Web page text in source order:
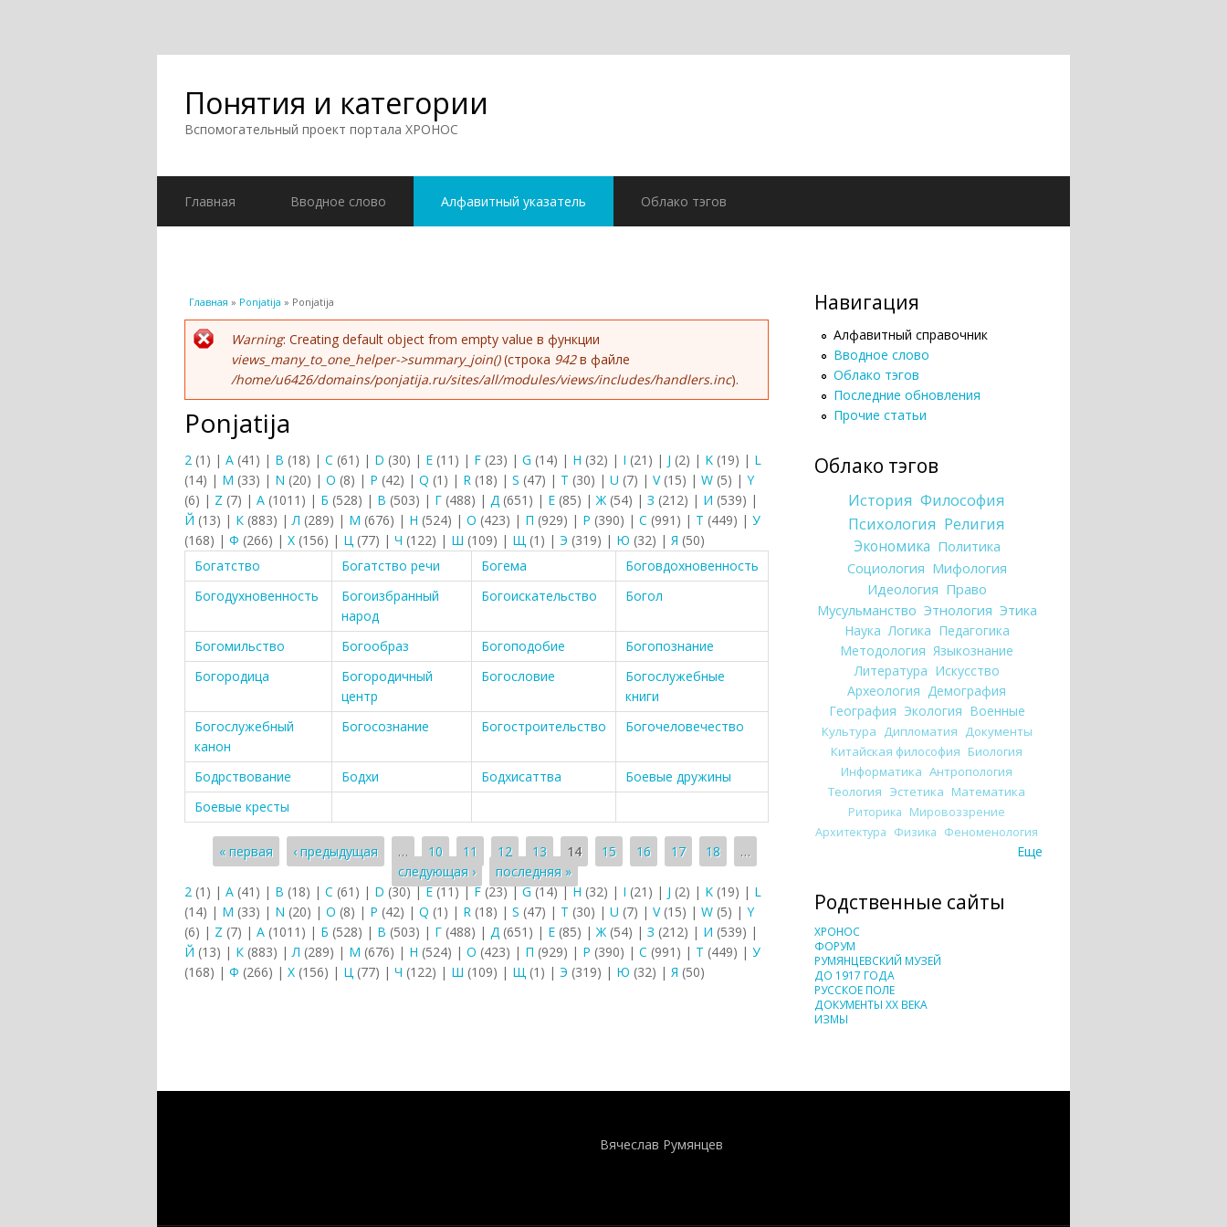
Понятия и категории
Вспомогательный проект портала ХРОНОС
Главная Вводное слово Алфавитный указатель Облако тэгов
Вы здесь
Главная » Ponjatija » Ponjatija
Сообщение об ошибке
Warning: Creating default object from empty value в функции
views_many_to_one_helper->summary_join()(строка 942в файле
/home/u6426/domains/ponjatija.ru/sites/all/modules/views/includes/handlers.inc).
Ponjatija
2 (1) | A (41) | B (18) | C (61) | D (30) | E (11) | F (23) | G (14) | H (32) | I (21) | J (2) | K (19) | L
(14) | M (33) | N (20) | O (8) | P (42) | Q (1) | R (18) | S (47) | T (30) | U (7) | V(15) | W (5) | Y
(6) | Z (7) | А (1011) | Б (528) | В (503) | Г (488) | Д (651) | Е (85) |Ж (54) | З (212) | И (539) |
Й (13) | К (883) |Л (289) | М (676) | Н (524) | О (423) | П (929) | Р (390) | С (991) | Т (449) | У
(168) | Ф (266) | Х (156) | Ц (77) | Ч (122) | Ш (109) | Щ (1) | Э (319) | Ю (32) | Я (50)
Богатство
Богатство речи Богема
Боговдохновенность
Богодухновенность
Богоизбранный
народ
Богоискательство Богол
Богомильство Богообраз Богоподобие
Богопознание
Богородица
Богородичный
центр
Богословие
Богослужебные
книги
Богослужебный
канон
Богосознание Богостроительство Богочеловечество
Бодрствование Бодхи Бодхисаттва
Боевые дружины
Боевые кресты
Страницы
« первая ‹ предыдущая … 10 11 12 13 14 15 16 17 18
…
следующая ›
последняя »
2 (1) | A (41) | B (18) | C (61) | D (30)|E(11)|F (23)|G(14)|H (32) | I (21) | J (2) | K (19) | L
(14) | M (33) | N (20) | O (8) | P (42) | Q (1) | R (18) | S (47) | T (30) | U (7) | V(15) | W (5) | Y
(6) | Z (7) | А (1011) | Б (528) | В (503) | Г (488) | Д (651) | Е (85) |Ж (54) | З (212) | И (539) |
Й (13) | К (883) |Л (289) | М (676) | Н (524) | О (423) | П (929) | Р (390) | С (991) | Т (449) | У
(168) | Ф (266) | Х (156) | Ц (77) | Ч (122) | Ш (109) | Щ (1) | Э (319) | Ю (32) | Я (50)
Навигация
Алфавитный справочник
Вводное слово
Облако тэгов
Последние обновления
Прочие статьи
Облако тэгов
История Философия
Психология Религия
Экономика Политика
Социология Мифология
Идеология Право
Мусульманство Этнология Этика
Наука Логика Педагогика
Методология Языкознание
Литература Искусство
Археология Демография
География Экология Военные
Культура Дипломатия Документы
Китайская философия Биология
Информатика Антропология
Теология Эстетика Математика
Риторика Мировоззрение
Архитектура Физика Феноменология
Еще
Родственные сайты
ХРОНОС
ФОРУМ
РУМЯНЦЕВСКИЙ МУЗЕЙ
ДО 1917 ГОДА
РУССКОЕ ПОЛЕ
ДОКУМЕНТЫ XX ВЕКА
ИЗМЫ
Вячеслав Румянцев